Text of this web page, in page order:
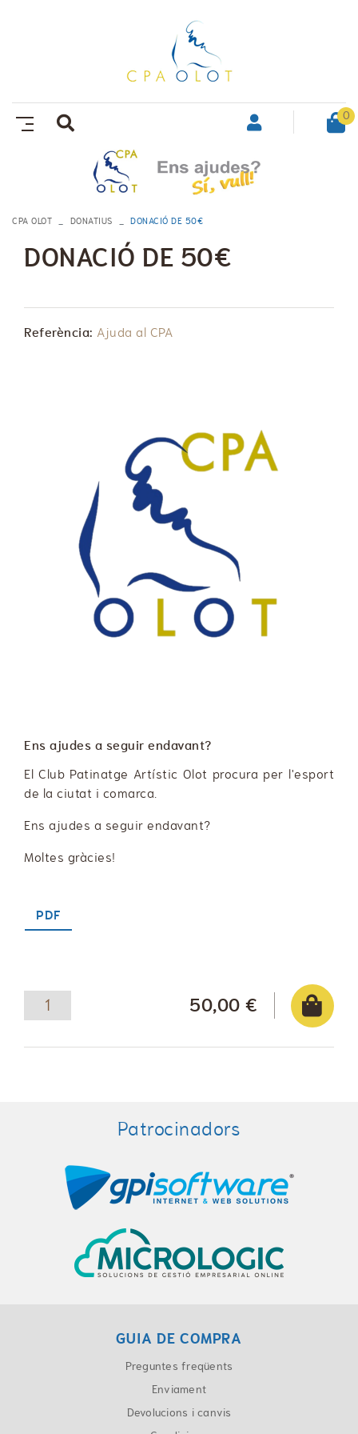
0
CPA OLOT DONATIUS DONACIÓ DE 50€
DONACIÓ DE 50€
Referència: Ajuda al CPA
Ens ajudes a seguir endavant?
El Club Patinatge Artístic Olot procura per l'esport
de la ciutat i comarca.
Ens ajudes a seguir endavant?
Moltes gràcies!
PDF
50,00 €
Patrocinadors
GUIA DE COMPRA
Preguntes freqüents
Enviament
Devolucions i canvis